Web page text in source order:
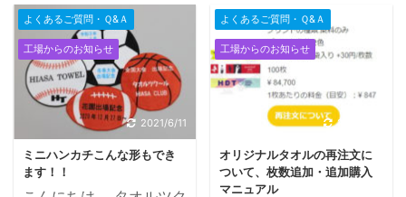
はご希望サイズにて作れ
ます。最長１４０㎝ま
で。 ただし最低注文ロッ
トがあります。 単価はサ
イズ・色・枚数により変
わりますのでお問合せく
ださい。スタッ ...
リング 例）ズブ染めパイ
ル お客様Ｑ.ズブ染めし
た生地にプリントはでき
る？ Ａ.できますが生地
の色より濃い色が原則で
す。スタッフ お客様Ｑ.
ズブ染めのカラーは指 ...
っかになっている糸が 無
数にある状態をパイルと
いいます。 パイル生地は
吸水性や保温性が高めら
れるタオル生地です。 シ
ャーリングとは？ 基本タ
オルはパイルで織りあが
りますが、 パイルになっ
ている先端部分のみカッ
ツクールのネット注文で
きるのは、 現在プリント
タオルのみとなっていま
す(; ･`д･´) プリントタオ
ルはお客様からは風合い
もよく プリントの仕上が
りもいい
と かなりの
高評価をいただいており
よくあるご質問・Ｑ&Ａ
工場からのお知らせ
2021/6/11
ミニハンカチこんな形もでき
ます！！
よくあるご質問・Ｑ&Ａ
工場からのお知らせ
2021/6/11
オリジナルタオルの再注文に
ついて、枚数追加・追加購入
マニュアル